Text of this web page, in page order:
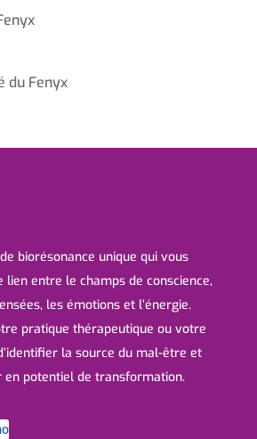
du Fenyx
biorésonance unique qui vous
entre le champs de conscience,
les émotions et l’énergie.
pratique thérapeutique ou votre
la source du mal-être et
potentiel de transformation.